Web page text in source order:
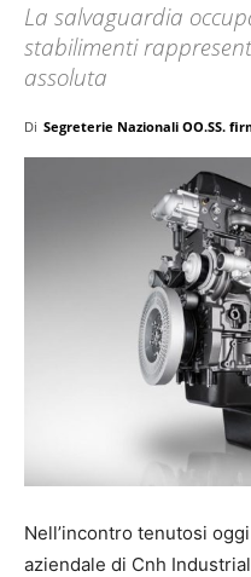
La salvaguardia
stabilimenti
assoluta
Di Segreterie Nazionali OO.SS.
Nell’incontro tenutosi
aziendale di Cnh